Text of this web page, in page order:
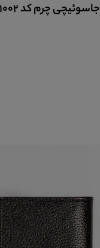
جاسوئیچی چرم کد 301002